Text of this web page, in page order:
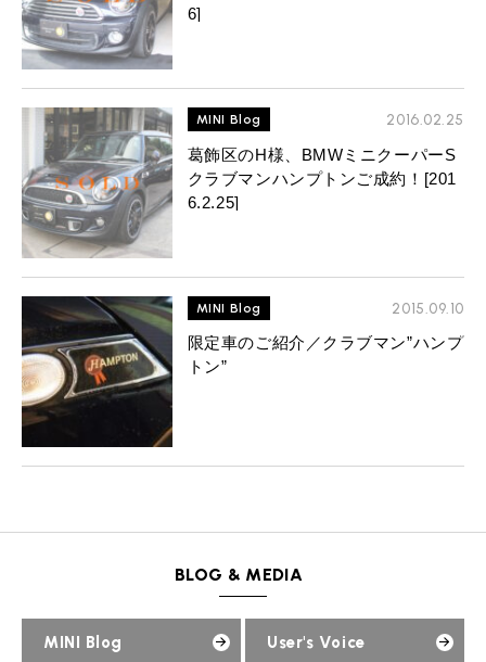
6]
MINI Blog
2016.02.25
葛飾区のH様、BMWミニクーパーS
クラブマンハンプトンご成約！[201
6.2.25]
MINI Blog
2015.09.10
限定車のご紹介／クラブマン”ハンプ
トン”
BLOG & MEDIA
MINI Blog User's Voice